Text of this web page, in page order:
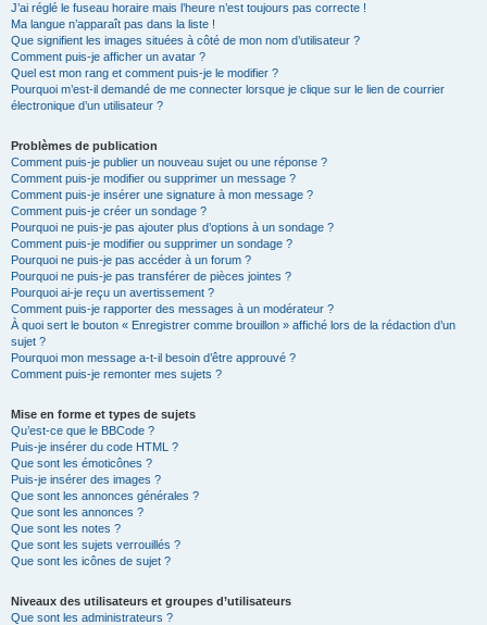
J’ai réglé le fuseau horaire mais l’heure n’est toujours pas correcte !
Ma langue n’apparaît pas dans la liste !
Que signifient les images situées à côté de mon nom d’utilisateur ?
Comment puis-je afficher un avatar ?
Quel est mon rang et comment puis-je le modifier ?
Pourquoi m’est-il demandé de me connecter lorsque je clique sur le lien de courrier
électronique d’un utilisateur ?
Problèmes de publication
Comment puis-je publier un nouveau sujet ou une réponse ?
Comment puis-je modifier ou supprimer un message ?
Comment puis-je insérer une signature à mon message ?
Comment puis-je créer un sondage ?
Pourquoi ne puis-je pas ajouter plus d’options à un sondage ?
Comment puis-je modifier ou supprimer un sondage ?
Pourquoi ne puis-je pas accéder à un forum ?
Pourquoi ne puis-je pas transférer de pièces jointes ?
Pourquoi ai-je reçu un avertissement ?
Comment puis-je rapporter des messages à un modérateur ?
À quoi sert le bouton « Enregistrer comme brouillon » affiché lors de la rédaction d’un
sujet ?
Pourquoi mon message a-t-il besoin d’être approuvé ?
Comment puis-je remonter mes sujets ?
Mise en forme et types de sujets
Qu’est-ce que le BBCode ?
Puis-je insérer du code HTML ?
Que sont les émoticônes ?
Puis-je insérer des images ?
Que sont les annonces générales ?
Que sont les annonces ?
Que sont les notes ?
Que sont les sujets verrouillés ?
Que sont les icônes de sujet ?
Niveaux des utilisateurs et groupes d’utilisateurs
Que sont les administrateurs ?